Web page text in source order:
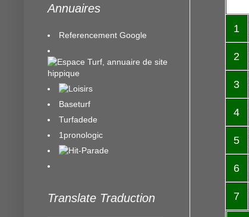
1
2
3
4
5
6
7
Annuaires
Referencement Google
Baseturf
Turfadede
1pronologic
Translate Traduction